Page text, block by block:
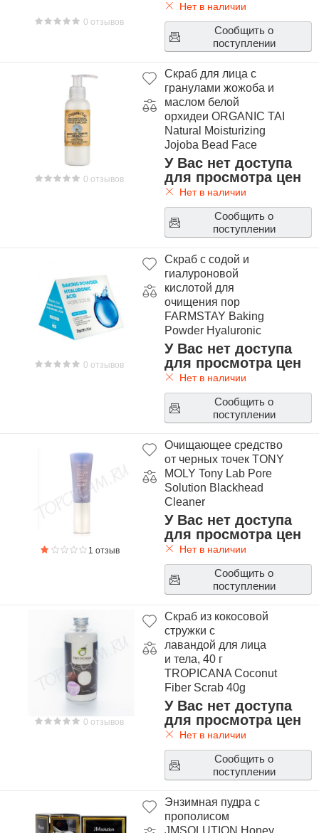
0 отзывов
Нет в наличии
Сообщить о
поступлении
0 отзывов
Скраб для лица с
гранулами жожоба и
маслом белой
орхидеи ORGANIC TAI
Natural Moisturizing
Jojoba Bead Face
Scrub White Orchid
У Вас нет доступа
для просмотра цен
Нет в наличии
Сообщить о
поступлении
0 отзывов
Скраб с содой и
гиалуроновой
кислотой для
очищения пор
FARMSTAY Baking
Powder Hyaluronic
Acid Pore Scrub
У Вас нет доступа
для просмотра цен
Нет в наличии
Сообщить о
поступлении
1 отзыв
Очищающее средство
от черных точек TONY
MOLY Tony Lab Pore
Solution Blackhead
Cleaner
У Вас нет доступа
для просмотра цен
Нет в наличии
Сообщить о
поступлении
0 отзывов
Скраб из кокосовой
стружки с
лавандой для лица
и тела, 40 г
TROPICANA Coconut
Fiber Scrab 40g
У Вас нет доступа
для просмотра цен
Нет в наличии
Сообщить о
поступлении
Энзимная пудра с
прополисом
JMSOLUTION Honey